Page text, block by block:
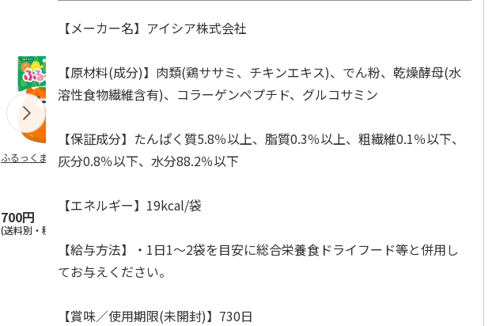
ふるっくま みかん
700円
(送料別・税込)
デオトイレ 飛び散
らない消臭・抗菌サ
1,320円
獣医師開発 ニオイ
をとる砂専用 猫ト
【メーカー名】アイシア株式会社
【原材料(成分)】肉類(鶏ササミ、チキンエキス)、でん粉、乾燥酵母(水
溶性食物繊維含有)、コラーゲンペプチド、グルコサミン
【保証成分】たんぱく質5.8％以上、脂質0.3％以上、粗繊維0.1％以下、
灰分0.8％以下、水分88.2％以下
【エネルギー】19kcal/袋
【給与方法】・1日1～2袋を目安に総合栄養食ドライフード等と併用し
てお与えください。
【賞味／使用期限(未開封)】730日